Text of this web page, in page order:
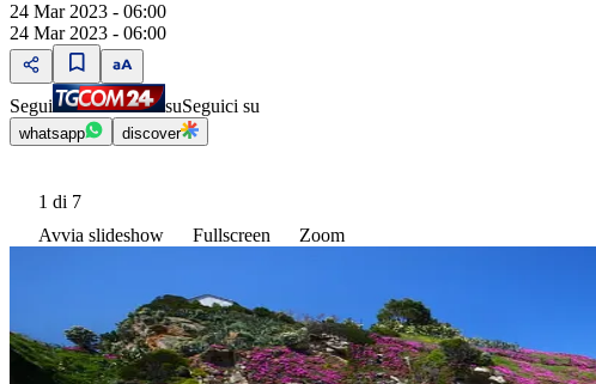
24 Mar 2023 - 06:00
24 Mar 2023 - 06:00
Segui suSeguici su
whatsapp discover
1 di 7
Avvia slideshow
Fullscreen Zoom